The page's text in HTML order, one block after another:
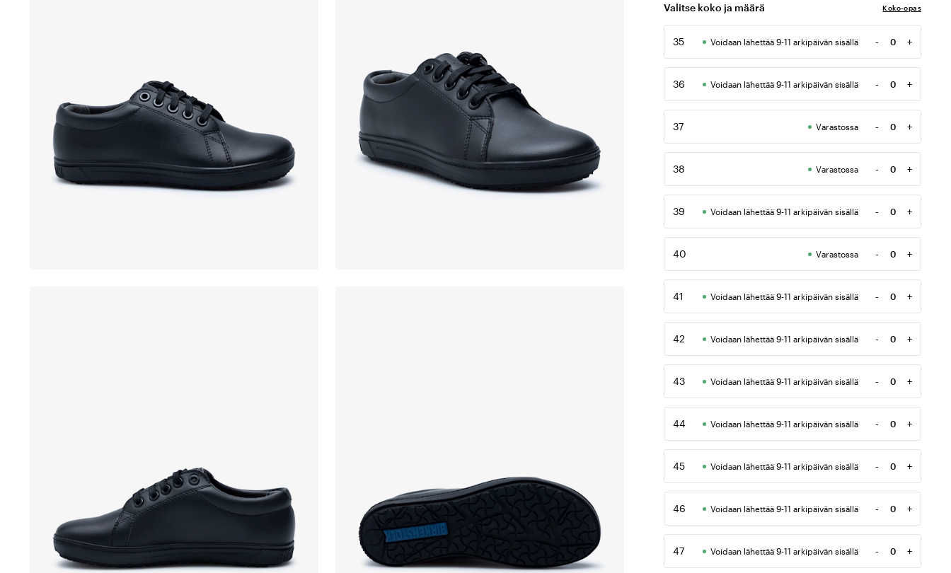
Valitse koko ja määrä Koko-opas
35 Voidaan lähettää 9-11 arkipäivän sisällä -
Määrä
+
36 Voidaan lähettää 9-11 arkipäivän sisällä -
Määrä
+
37 Varastossa -
Määrä
+
38 Varastossa -
Määrä
+
39 Voidaan lähettää 9-11 arkipäivän sisällä -
Määrä
+
40 Varastossa -
Määrä
+
41 Voidaan lähettää 9-11 arkipäivän sisällä -
Määrä
+
42 Voidaan lähettää 9-11 arkipäivän sisällä -
Määrä
+
43 Voidaan lähettää 9-11 arkipäivän sisällä -
Määrä
+
44 Voidaan lähettää 9-11 arkipäivän sisällä -
Määrä
+
45 Voidaan lähettää 9-11 arkipäivän sisällä -
Määrä
+
46 Voidaan lähettää 9-11 arkipäivän sisällä -
Määrä
+
47 Voidaan lähettää 9-11 arkipäivän sisällä -
Määrä
+